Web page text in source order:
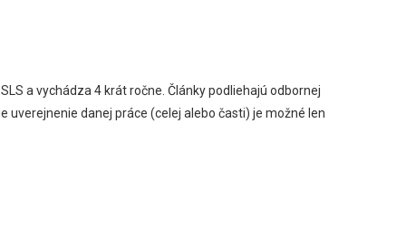
a vychádza 4 krát ročne. Články podliehajú odbornej
uverejnenie danej práce (celej alebo časti) je možné len